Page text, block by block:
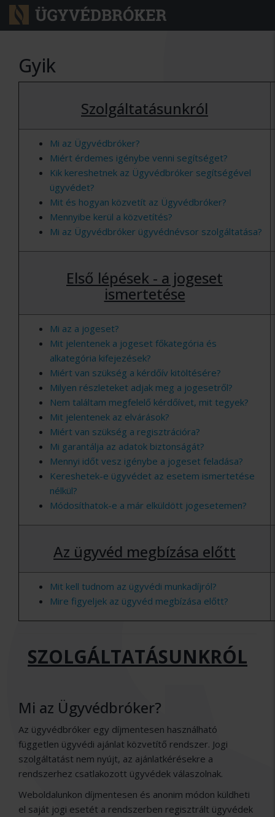
Gyik
Szolgáltatásunkról
Mi az Ügyvédbróker?
Miért érdemes igénybe venni segítséget?
Kik kereshetnek az Ügyvédbróker segítségével
ügyvédet?
Mit és hogyan közvetít az Ügyvédbróker?
Mennyibe kerül a közvetítés?
Mi az Ügyvédbróker ügyvédnévsor szolgáltatása?
Első lépések - a jogeset
ismertetése
Mi az a jogeset?
Mit jelentenek a jogeset főkategória és
alkategória kifejezések?
Miért van szükség a kérdőív kitöltésére?
Milyen részleteket adjak meg a jogesetről?
Nem találtam megfelelő kérdőívet, mit tegyek?
Mit jelentenek az elvárások?
Miért van szükség a regisztrációra?
Mi garantálja az adatok biztonságát?
Mennyi időt vesz igénybe a jogeset feladása?
Kereshetek-e ügyvédet az esetem ismertetése
nélkül?
Módosíthatok-e a már elküldött jogesetemen?
Az ügyvéd megbízása előtt
Mit kell tudnom az ügyvédi munkadíjról?
Mire figyeljek az ügyvéd megbízása előtt?
SZOLGÁLTATÁSUNKRÓL
Mi az Ügyvédbróker?
Az ügyvédbróker egy díjmentesen használható
független ügyvédi ajánlat közvetítő rendszer. Jogi
szolgáltatást nem nyújt, az ajánlatkérésekre a
rendszerhez csatlakozott ügyvédek válaszolnak.
Weboldalunkon díjmentesen és anonim módon küldheti
el saját jogi esetét a rendszerben regisztrált ügyvédek